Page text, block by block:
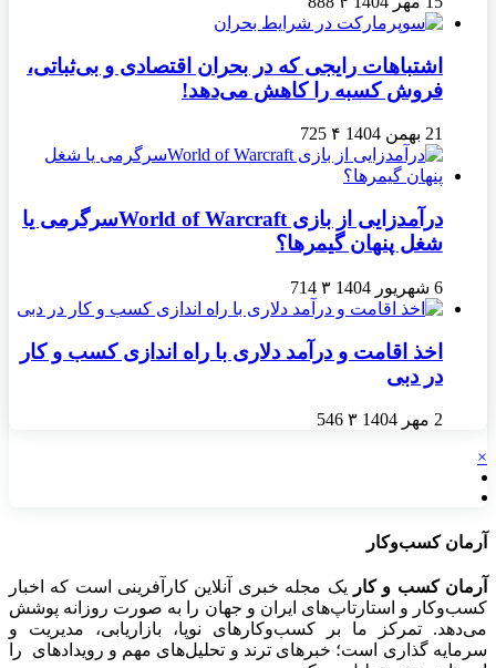
اشتباهات رایجی که در بحران اقتصادی و بی‌ثباتی،
فروش کسبه را کاهش می‌دهد!
21 بهمن 1404 ۴ 725
درآمدزایی از بازی World of Warcraftسرگرمی یا
شغل پنهان گیمرها؟
6 شهریور 1404 ۳ 714
اخذ اقامت و درآمد دلاری با راه اندازی کسب و کار
در دبی
2 مهر 1404 ۳ 546
×
آرمان کسب‌وکار
آرمان کسب و کار
یک مجله خبری آنلاین کارآفرینی است که اخبار
کسب‌وکار و استارتاپ‌های ایران و جهان را به صورت روزانه پوشش
می‌دهد. تمرکز ما بر کسب‌وکارهای نوپا، بازاریابی، مدیریت و
سرمایه گذاری است؛ خبرهای ترند و تحلیل‌های مهم و رویدادهای را